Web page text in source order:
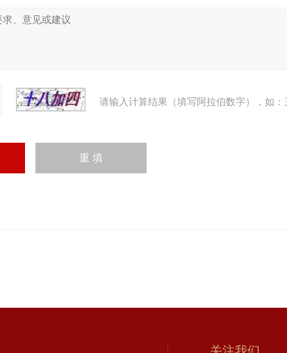
请输入计算结果（填写阿拉伯数字），如：